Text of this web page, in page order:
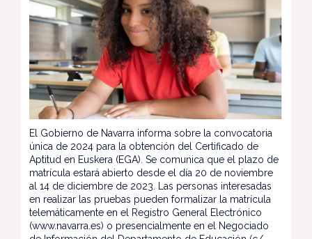
El Gobierno de Navarra informa sobre la convocatoria
única de 2024 para la obtención del Certificado de
Aptitud en Euskera (EGA). Se comunica que el plazo de
matrícula estará abierto desde el día 20 de noviembre
al 14 de diciembre de 2023. Las personas interesadas
en realizar las pruebas pueden formalizar la matrícula
telemáticamente en el Registro General Electrónico
(www.navarra.es) o presencialmente en el Negociado